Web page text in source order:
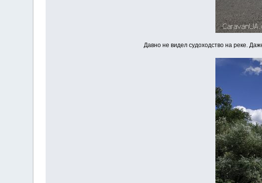
Давно не видел судоходство на реке.